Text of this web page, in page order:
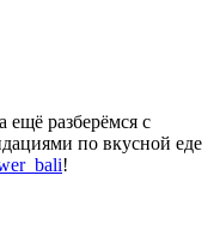
ещё разберёмся с
по вкусной еде
!